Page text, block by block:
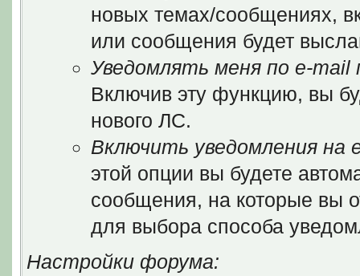
новых темах/сообщениях,
или сообщения будет
Уведомлять меня по e-mail
Включив эту функцию, вы
нового ЛС.
Включить уведомления на
этой опции вы будете
сообщения, на которые вы
для выбора способа
Настройки форума: